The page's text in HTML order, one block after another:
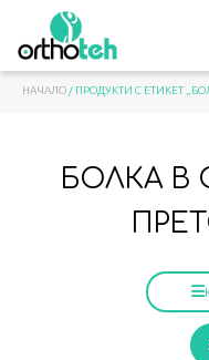
НАЧАЛО / ПРОДУКТИ С ЕТИКЕТ
БОЛКА В